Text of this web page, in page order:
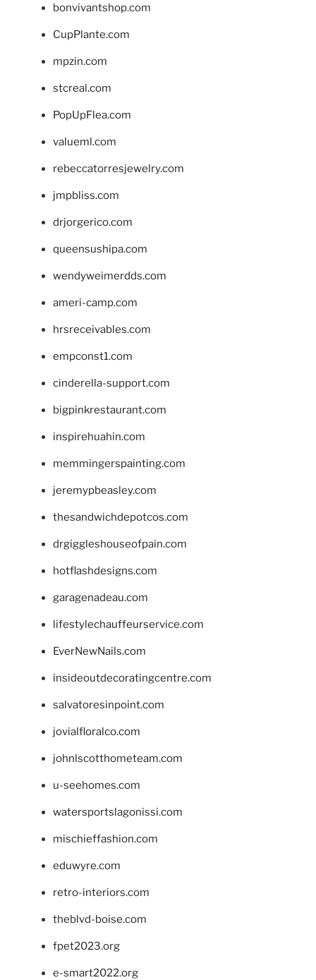
bonvivantshop.com
CupPlante.com
mpzin.com
stcreal.com
PopUpFlea.com
valueml.com
rebeccatorresjewelry.com
jmpbliss.com
drjorgerico.com
queensushipa.com
wendyweimerdds.com
ameri-camp.com
hrsreceivables.com
empconst1.com
cinderella-support.com
bigpinkrestaurant.com
inspirehuahin.com
memmingerspainting.com
jeremypbeasley.com
thesandwichdepotcos.com
drgiggleshouseofpain.com
hotflashdesigns.com
garagenadeau.com
lifestylechauffeurservice.com
EverNewNails.com
insideoutdecoratingcentre.com
salvatoresinpoint.com
jovialfloralco.com
johnlscotthometeam.com
u-seehomes.com
watersportslagonissi.com
mischieffashion.com
eduwyre.com
retro-interiors.com
theblvd-boise.com
fpet2023.org
e-smart2022.org